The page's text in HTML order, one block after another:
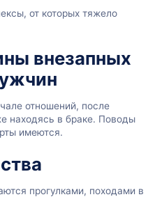
от которых тяжело
внезапных
отношений, после
находясь в браке. Поводы
имеются.
прогулками, походами в